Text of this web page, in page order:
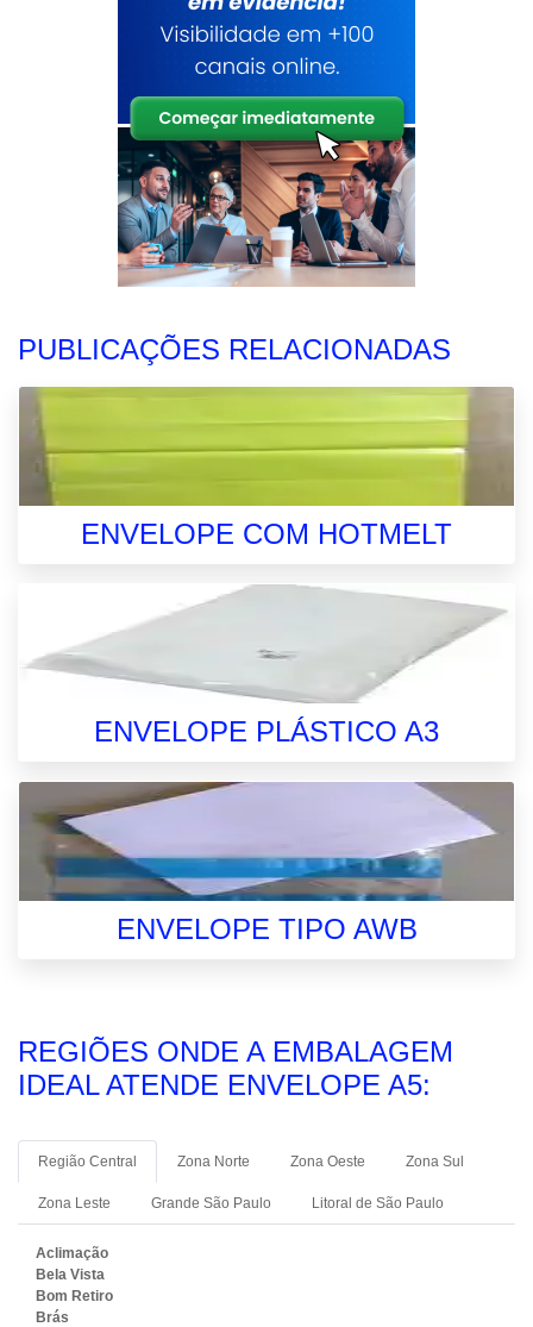
PUBLICAÇÕES RELACIONADAS
ENVELOPE COM HOTMELT
ENVELOPE PLÁSTICO A3
ENVELOPE TIPO AWB
REGIÕES ONDE A EMBALAGEM
IDEAL ATENDE ENVELOPE A5:
Região Central Zona Norte Zona Oeste Zona Sul
Zona Leste Grande São Paulo Litoral de São Paulo
Aclimação
Bela Vista
Bom Retiro
Brás